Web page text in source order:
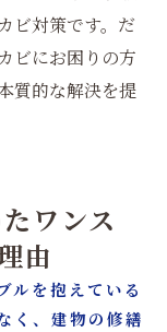
ビ対策です。だ
ビにお困りの方
質的な解決を提
ワンス
由
ルを抱えている
く、建物の修繕